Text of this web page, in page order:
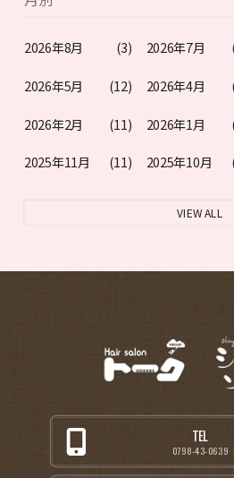
2026年8月 (3) 2026年7月
2026年5月 (12) 2026年4月
2026年2月 (11) 2026年1月
2025年11月 (11) 2025年10月
VIEW ALL
TEL
0798-43-0639